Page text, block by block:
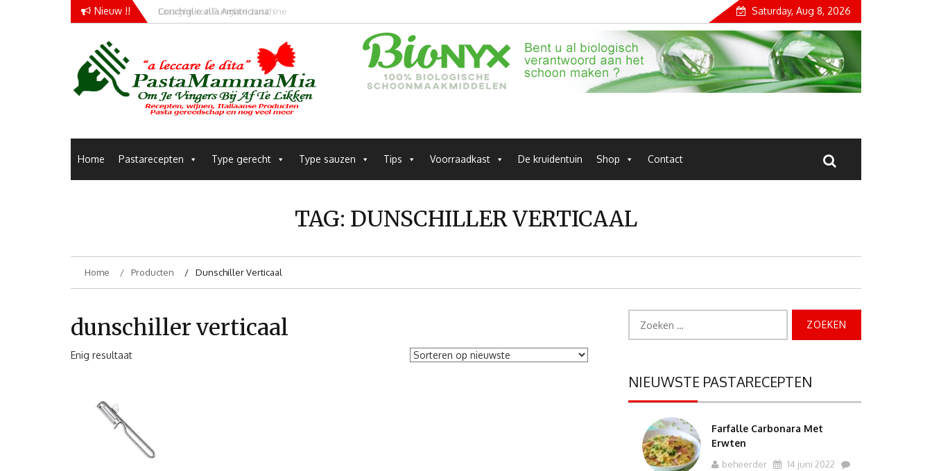
Nieuw !! Conchiglie alla Amatriciana Saturday, Aug 8, 2026
Pastamammamia
Home Pastarecepten Type gerecht Type sauzen Tips Voorraadkast De kruidentuin Shop Contact
TAG: DUNSCHILLER VERTICAAL
Home Producten Dunschiller Verticaal
dunschiller verticaal
Enig resultaat
naar:
NIEUWSTE PASTARECEPTEN
Farfalle Carbonara Met
Erwten
beheerder
14 juni 2022